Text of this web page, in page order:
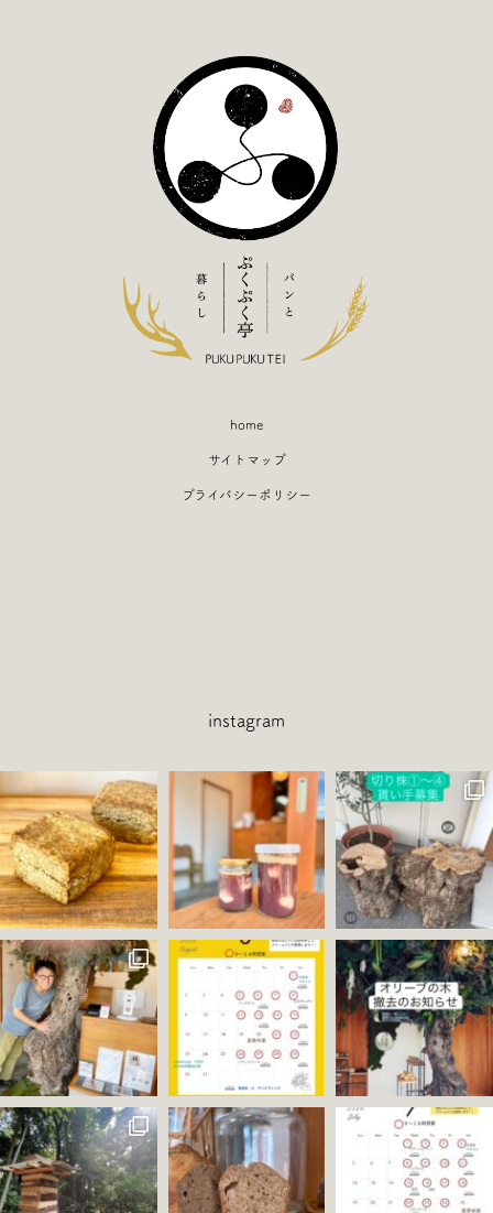
home
サイトマップ
プライバシーポリシー
instagram